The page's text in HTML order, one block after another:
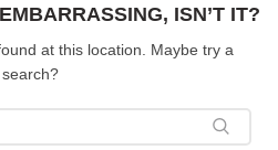
ISN’T IT?
at this location. Maybe try a
search?